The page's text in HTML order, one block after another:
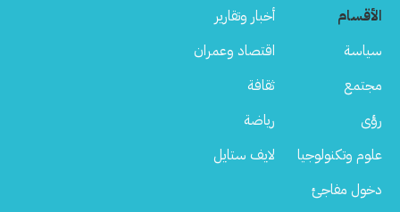
الأقسام
أخبار وتقارير
سياسة
اقتصاد وعمران
مجتمع
ثقافة
رؤى
رياضة
علوم وتكنولوجيا
لايف ستايل
دخول مفاجئ